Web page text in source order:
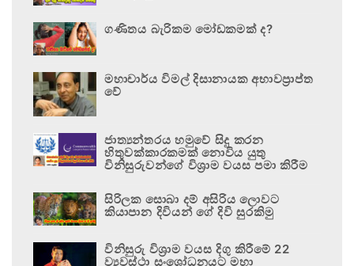
ගණිතය බැරිකම මෝඩකමක් ද?
මහාචාර්ය විමල් දිසානායක අභාවප්‍රාප්ත
වේ
ජාත්‍යන්තරය හමුවේ සිදු කරන
හිතුවක්කාරකමක් නොවිය යුතු
විනිසුරුවන්ගේ විශ්‍රාම වයස පමා කිරීම
සිරිලක සොබා දම් අසිරිය ලොවට
කියාපාන දිවියන් ගේ දිවි සුරකිමු
විනිසුරු විශ්‍රාම වයස දිගු කිරීමේ 22
ව්‍යවස්ථා සංශෝධනයට මහා